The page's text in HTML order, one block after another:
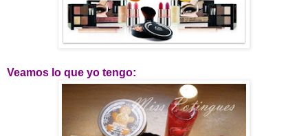
Veamos lo que yo tengo: